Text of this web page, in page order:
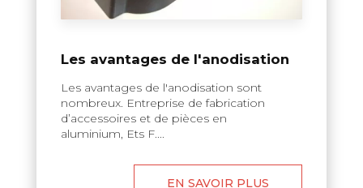
Les avantages de l'anodisation
Les avantages de l'anodisation sont
nombreux. Entreprise de fabrication
d’accessoires et de pièces en
aluminium, Ets F....
EN SAVOIR PLUS